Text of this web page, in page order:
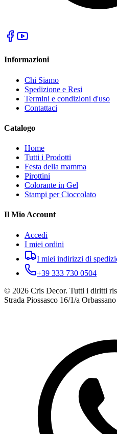
Informazioni
Chi Siamo
Spedizione e Resi
Termini e condizioni d'uso
Contattaci
Catalogo
Home
Tutti i Prodotti
Festa della mamma
Pirottini
Colorante in Gel
Stampi per Cioccolato
Il Mio Account
Accedi
I miei ordini
I miei indirizzi di
+39 333 730 0504
© 2026 Cris Decor. Tutti i diritti
Strada Piossasco 16/1/a